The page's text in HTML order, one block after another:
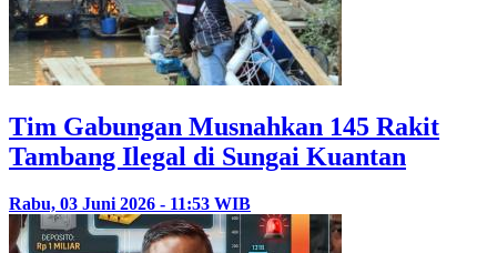
Tim Gabungan Musnahkan 145 Rakit
Tambang Ilegal di Sungai Kuantan
Rabu, 03 Juni 2026 - 11:53 WIB